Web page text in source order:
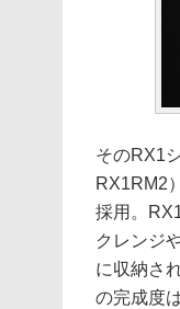
そのRX1
RX1RM2
採用。
クレンジ
に収納さ
の完成度